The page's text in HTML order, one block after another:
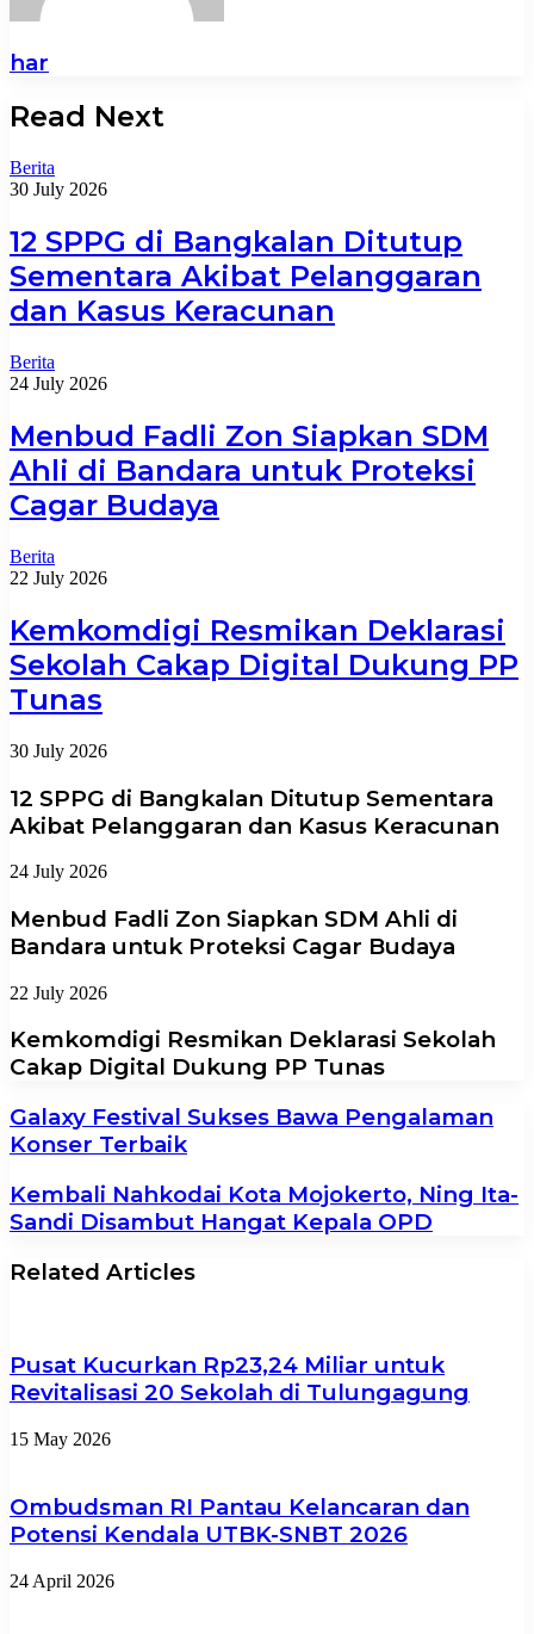
har
Read Next
Berita
30 July 2026
12 SPPG di Bangkalan Ditutup
Sementara Akibat Pelanggaran
dan Kasus Keracunan
Berita
24 July 2026
Menbud Fadli Zon Siapkan SDM
Ahli di Bandara untuk Proteksi
Cagar Budaya
Berita
22 July 2026
Kemkomdigi Resmikan Deklarasi
Sekolah Cakap Digital Dukung PP
Tunas
30 July 2026
12 SPPG di Bangkalan Ditutup Sementara
Akibat Pelanggaran dan Kasus Keracunan
24 July 2026
Menbud Fadli Zon Siapkan SDM Ahli di
Bandara untuk Proteksi Cagar Budaya
22 July 2026
Kemkomdigi Resmikan Deklarasi Sekolah
Cakap Digital Dukung PP Tunas
Galaxy Festival Sukses Bawa Pengalaman
Konser Terbaik
Kembali Nahkodai Kota Mojokerto, Ning Ita-
Sandi Disambut Hangat Kepala OPD
Related Articles
Pusat Kucurkan Rp23,24 Miliar untuk
Revitalisasi 20 Sekolah di Tulungagung
15 May 2026
Ombudsman RI Pantau Kelancaran dan
Potensi Kendala UTBK-SNBT 2026
24 April 2026